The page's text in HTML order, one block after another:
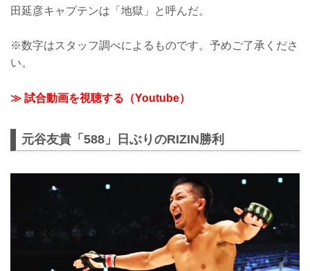
田延彦キャプテンは「地獄」と呼んだ。
※数字はスタッフ調べによるものです。予めご了承くださ
い。
≫ 試合動画を視聴する（Youtube）
元谷友貴「588」日ぶりのRIZIN勝利